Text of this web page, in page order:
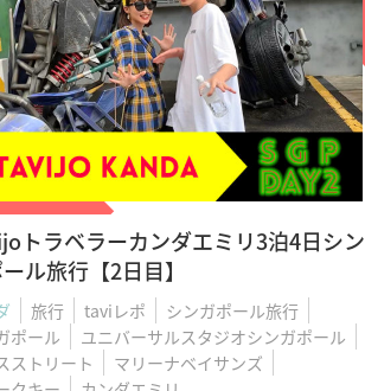
トラベラーカンダエミリ3泊4日シン
ル旅行【2日目】
旅行 taviレポ
シンガポール旅行
ポール
ユニバーサルスタジオシンガポール
ストリート
マリーナベイサンズ